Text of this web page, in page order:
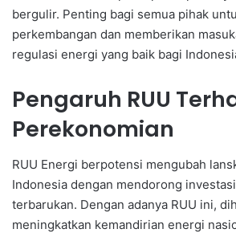
bergulir. Penting bagi semua pihak
perkembangan dan memberikan
regulasi energi yang baik bagi
Pengaruh RUU
Perekonomian
RUU Energi berpotensi mengubah
Indonesia dengan mendorong
terbarukan. Dengan adanya RUU ini,
meningkatkan kemandirian energi